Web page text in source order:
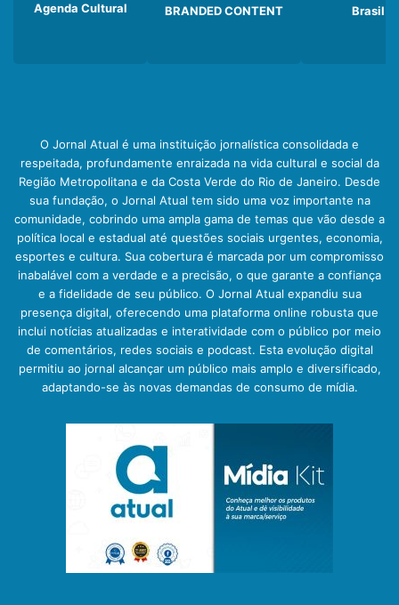
Agenda Cultural BRANDED CONTENT Brasil
O Jornal Atual é uma instituição jornalística consolidada e
respeitada, profundamente enraizada na vida cultural e social da
Região Metropolitana e da Costa Verde do Rio de Janeiro. Desde
sua fundação, o Jornal Atual tem sido uma voz importante na
comunidade, cobrindo uma ampla gama de temas que vão desde a
política local e estadual até questões sociais urgentes, economia,
esportes e cultura. Sua cobertura é marcada por um compromisso
inabalável com a verdade e a precisão, o que garante a confiança
e a fidelidade de seu público. O Jornal Atual expandiu sua
presença digital, oferecendo uma plataforma online robusta que
inclui notícias atualizadas e interatividade com o público por meio
de comentários, redes sociais e podcast. Esta evolução digital
permitiu ao jornal alcançar um público mais amplo e diversificado,
adaptando-se às novas demandas de consumo de mídia.